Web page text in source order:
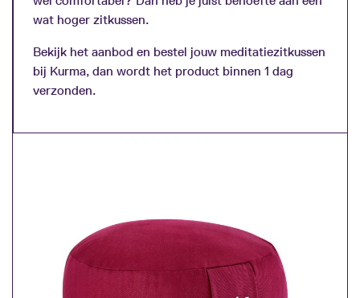
wat hoger zitkussen.
Bekijk het aanbod en bestel jouw meditatiezitkussen
bij Kurma, dan wordt het product binnen 1 dag
verzonden.